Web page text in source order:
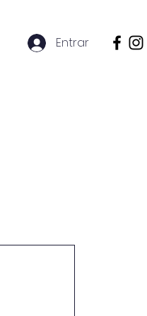
Entrar